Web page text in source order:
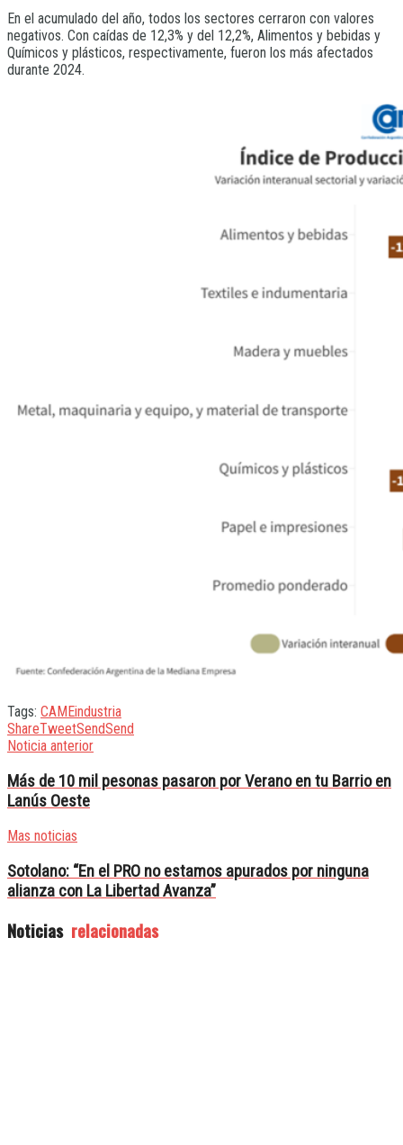
En el acumulado del año, todos los sectores cerraron con valores
negativos. Con caídas de 12,3% y del 12,2%, Alimentos y bebidas y
Químicos y plásticos, respectivamente, fueron los más afectados
durante 2024.
Tags: CAMEindustria
ShareTweetSendSend
Noticia anterior
Más de 10 mil pesonas pasaron por Verano en tu Barrio en
Lanús Oeste
Mas noticias
Sotolano: “En el PRO no estamos apurados por ninguna
alianza con La Libertad Avanza”
Noticias relacionadas